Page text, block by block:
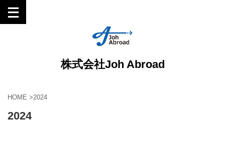
株式会社Joh Abroad
HOME >2024
2024